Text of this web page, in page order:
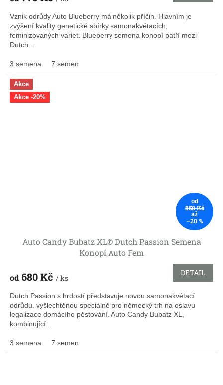
Vznik odrůdy Auto Blueberry má několik příčin. Hlavním je
zvýšení kvality genetické sbírky samonakvétacích,
feminizovaných variet. Blueberry semena konopí patří mezi
Dutch...
3 semena 7 semen
Akce
Akce -20%
od
850 Kč
až
–20 %
Auto Candy Bubatz XL® Dutch Passion Semena
Konopí Auto Fem
od 680 Kč / ks
DETAIL
Dutch Passion s hrdostí představuje novou samonakvétací
odrůdu, vyšlechtěnou speciálně pro německý trh na oslavu
legalizace domácího pěstování. Auto Candy Bubatz XL,
kombinující...
3 semena 7 semen